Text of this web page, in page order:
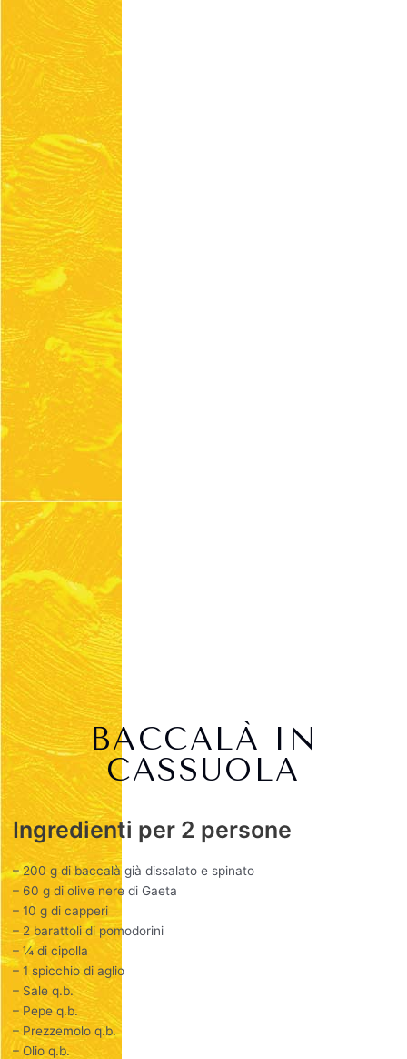
BACCALÀ IN
CASSUOLA
Ingredienti per 2 persone
– 200 g di baccalà già dissalato e spinato
– 60 g di olive nere di Gaeta
– 10 g di capperi
– 2 barattoli di pomodorini
– ¼ di cipolla
– 1 spicchio di aglio
– Sale q.b.
– Pepe q.b.
– Prezzemolo q.b.
– Olio q.b.